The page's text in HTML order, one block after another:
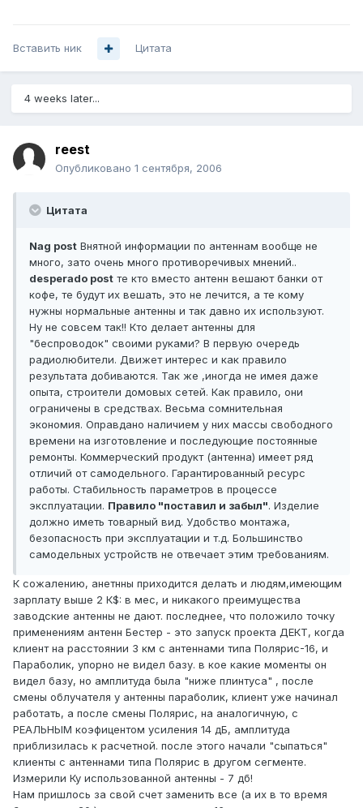
Вставить ник Цитата
4 weeks later...
reest
Опубликовано 1 сентября, 2006
Цитата
Nag post Внятной информации по антеннам вообще не
много, зато очень много противоречивых мнений..
desperado post те кто вместо антенн вешают банки от
кофе, те будут их вешать, это не лечится, а те кому
нужны нормальные антенны и так давно их используют.
Ну не совсем так!! Кто делает антенны для
"беспроводок" своими руками? В первую очередь
радиолюбители. Движет интерес и как правило
результата добиваются. Так же ,иногда не имея даже
опыта, строители домовых сетей. Как правило, они
ограничены в средствах. Весьма сомнительная
экономия. Оправдано наличием у них массы свободного
времени на изготовление и последующие постоянные
ремонты. Коммерческий продукт (антенна) имеет ряд
отличий от самодельного. Гарантированный ресурс
работы. Стабильность параметров в процессе
эксплуатации. Правило "поставил и забыл". Изделие
должно иметь товарный вид. Удобство монтажа,
безопасность при эксплуатации и т.д. Большинство
самодельных устройств не отвечает этим требованиям.
К сожалению, анетнны приходится делать и людям,имеющим
зарплату выше 2 К$: в мес, и никакого преимущества
заводские антенны не дают. последнее, что положило точку
применениям антенн Бестер - это запуск проекта ДЕКТ, когда
клиент на расстоянии 3 км с антеннами типа Полярис-16, и
Параболик, упорно не видел базу. в кое какие моменты он
видел базу, но амплитуда была "ниже плинтуса" , после
смены облучателя у антенны параболик, клиент уже начинал
работать, а после смены Полярис, на аналогичную, с
РЕАЛЬНЫМ коэфицентом усиления 14 дБ, амплитуда
приблизилась к расчетной. после этого начали "сыпаться"
клиенты с антеннами типа Полярис в другом сегменте.
Измерили Ку использованной антенны - 7 дб!
Нам пришлось за свой счет заменить все (а их в то время